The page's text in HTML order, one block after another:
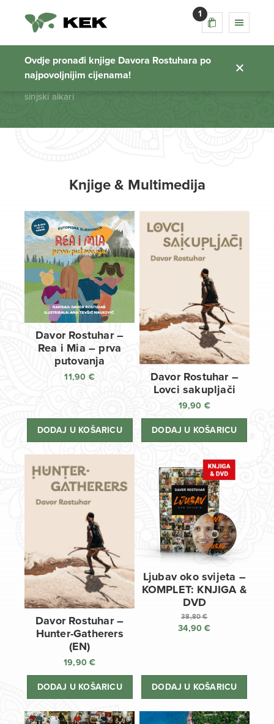
1
Ovdje pronađi knjige Davora Rostuhara po
najpovoljnijim cijenama!
sinjski alkari
Početna stranica
sinjski alkari
Knjige & Multimedija
Davor Rostuhar –
Rea i Mia – prva
putovanja
11,90 €
DODAJ U KOŠARICU
Davor Rostuhar –
Lovci sakupljači
19,90 €
DODAJ U KOŠARICU
Davor Rostuhar –
Hunter-Gatherers
(EN)
19,90€
DODAJ U KOŠARICU
Ljubav oko svijeta –
KOMPLET: KNJIGA &
DVD
38,80€
Izvorna
38,80 €.
34,90€
34,90 €.
DODAJ U KOŠARICU